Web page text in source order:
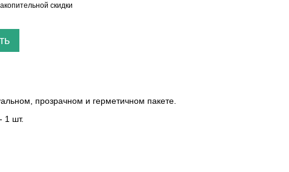
скидки
прозрачном и герметичном пакете.
1 шт.